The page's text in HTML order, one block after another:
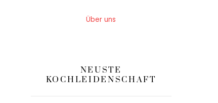
Über uns
NEUSTE
KOCHLEIDENSCHAFT